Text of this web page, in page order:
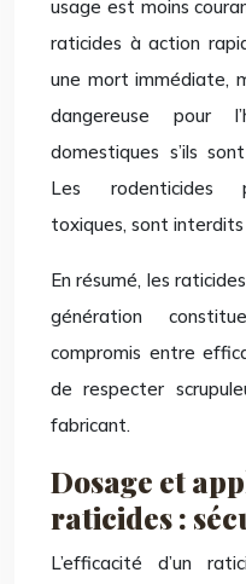
usage est moins
raticides à action
une mort immédiate,
dangereuse pour
domestiques s’ils
Les rodenticides
toxiques, sont
En résumé, les
génération
compromis entre
de respecter
fabricant.
Dosage et
raticides :
L’efficacité d’un